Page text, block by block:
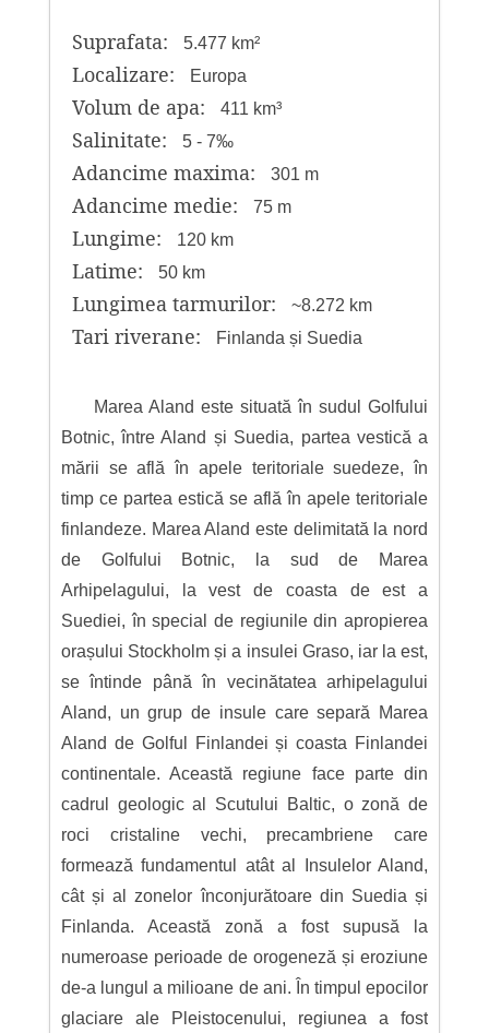
Suprafata: 5.477 km²
Localizare: Europa
Volum de apa: 411 km³
Salinitate: 5 - 7‰
Adancime maxima: 301 m
Adancime medie: 75 m
Lungime: 120 km
Latime: 50 km
Lungimea tarmurilor: ~8.272 km
Tari riverane: Finlanda și Suedia
Marea Aland este situată în sudul Golfului
Botnic, între Aland și Suedia, partea vestică a
mării se află în apele teritoriale suedeze, în
timp ce partea estică se află în apele teritoriale
finlandeze. Marea Aland este delimitată la nord
de Golfului Botnic, la sud de Marea
Arhipelagului, la vest de coasta de est a
Suediei, în special de regiunile din apropierea
orașului Stockholm și a insulei Graso, iar la est,
se întinde până în vecinătatea arhipelagului
Aland, un grup de insule care separă Marea
Aland de Golful Finlandei și coasta Finlandei
continentale. Această regiune face parte din
cadrul geologic al Scutului Baltic, o zonă de
roci cristaline vechi, precambriene care
formează fundamentul atât al Insulelor Aland,
cât și al zonelor înconjurătoare din Suedia și
Finlanda. Această zonă a fost supusă la
numeroase perioade de orogeneză și eroziune
de-a lungul a milioane de ani. În timpul epocilor
glaciare ale Pleistocenului, regiunea a fost